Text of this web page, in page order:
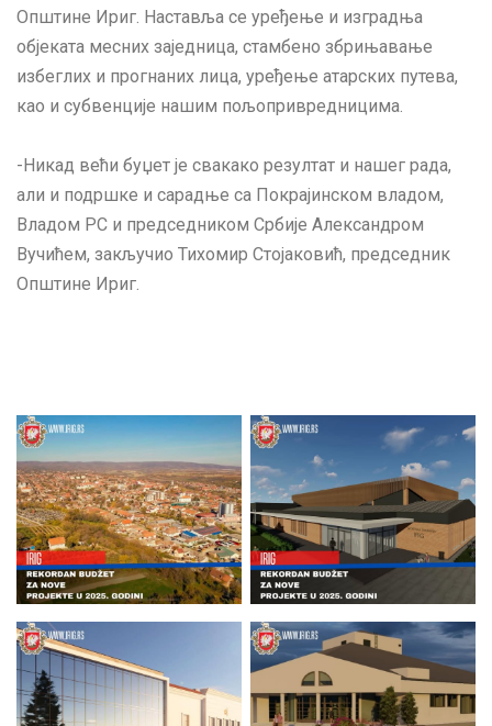
Општине Ириг. Наставља се уређење и изградња
објеката месних заједница, стамбено збрињавање
избеглих и прогнаних лица, уређење атарских путева,
као и субвенције нашим пољопривредницима.
-Никад већи буџет је свакако резултат и нашег рада,
али и подршке и сарадње са Покрајинском владом,
Владом РС и председником Србије Александром
Вучићем, закључио Тихомир Стојаковић, председник
Општине Ириг.